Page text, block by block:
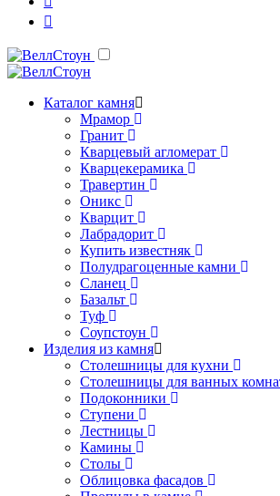
Каталог камня
Мрамор
Гранит
Кварцевый агломерат
Кварцекерамика
Травертин
Оникс
Кварцит
Лабрадорит
Купить известняк
Полудрагоценные камни
Сланец
Базальт
Туф
Соупстоун
Изделия из камня
Столешницы для кухни
Столешницы для ванных
Подоконники
Ступени
Лестницы
Камины
Столы
Облицовка фасадов